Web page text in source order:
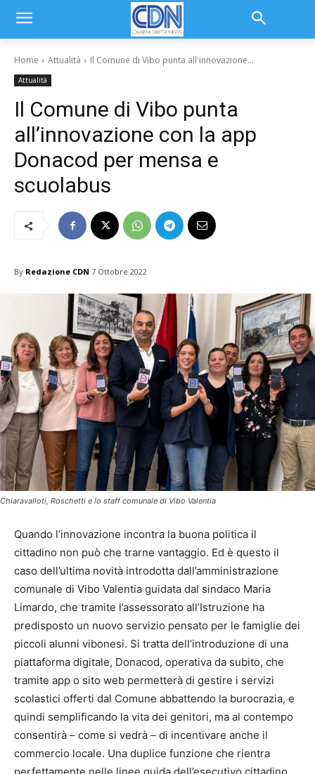
Home Attualità Il Comune di Vibo punta all'innovazione...
Attualità
Il Comune di Vibo punta
all’innovazione con la app
Donacod per mensa e
scuolabus
By Redazione CDN 7 Ottobre 2022
Chiaravalloti, Roschetti e lo staff comunale di Vibo Valentia
Quando l’innovazione incontra la buona politica il
cittadino non può che trarne vantaggio. Ed è questo il
caso dell’ultima novità introdotta dall’amministrazione
comunale di Vibo Valentia guidata dal sindaco Maria
Limardo, che tramite l’assessorato all’Istruzione ha
predisposto un nuovo servizio pensato per le famiglie dei
piccoli alunni vibonesi. Si tratta dell’introduzione di una
piattaforma digitale, Donacod, operativa da subito, che
tramite app o sito web permetterà di gestire i servizi
scolastici offerti dal Comune abbattendo la burocrazia, e
quindi semplificando la vita dei genitori, ma al contempo
consentirà – come si vedrà – di incentivare anche il
commercio locale. Una duplice funzione che rientra